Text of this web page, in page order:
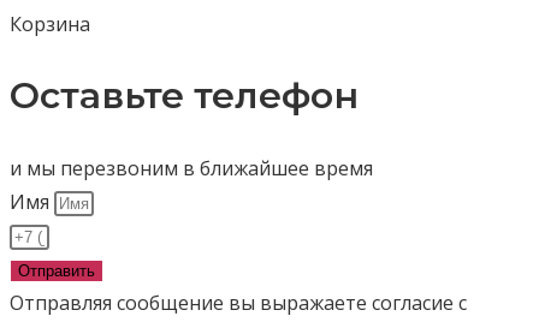
Корзина
Оставьте телефон
и мы перезвоним в ближайшее время
Имя
Отправить
Отправляя сообщение вы выражаете согласие с